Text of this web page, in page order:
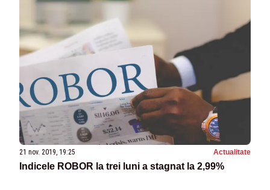
21 nov. 2019, 19:25 Actualitate
Indicele ROBOR la trei luni a stagnat la 2,99%